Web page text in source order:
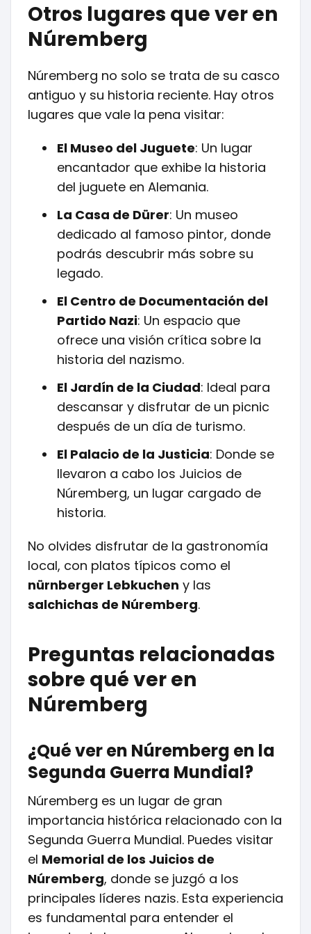
Otros lugares que ver en
Núremberg
Núremberg no solo se trata de su casco
antiguo y su historia reciente. Hay otros
lugares que vale la pena visitar:
El Museo del Juguete: Un lugar
encantador que exhibe la historia
del juguete en Alemania.
La Casa de Dürer: Un museo
dedicado al famoso pintor, donde
podrás descubrir más sobre su
legado.
El Centro de Documentación del
Partido Nazi: Un espacio que
ofrece una visión crítica sobre la
historia del nazismo.
El Jardín de la Ciudad: Ideal para
descansar y disfrutar de un picnic
después de un día de turismo.
El Palacio de la Justicia: Donde se
llevaron a cabo los Juicios de
Núremberg, un lugar cargado de
historia.
No olvides disfrutar de la gastronomía
local, con platos típicos como el
nürnberger Lebkuchen y las
salchichas de Núremberg.
Preguntas relacionadas
sobre qué ver en
Núremberg
¿Qué ver en Núremberg en la
Segunda Guerra Mundial?
Núremberg es un lugar de gran
importancia histórica relacionado con la
Segunda Guerra Mundial. Puedes visitar
el Memorial de los Juicios de
Núremberg, donde se juzgó a los
principales líderes nazis. Esta experiencia
es fundamental para entender el